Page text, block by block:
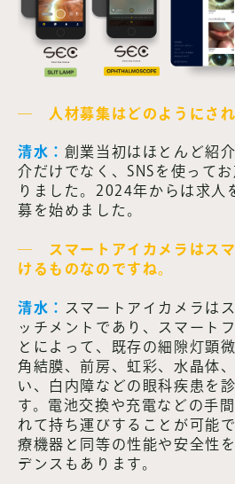
― 人材募集はどのようにされ
清水： 創業当初はほとんど紹
介だけでなく、SNSを使って
りました。2024年からは求人
募を始めました。
― スマートアイカメラはスマ
けるものなのですね。
清水：
スマートアイカメラは
ッチメントであり、スマート
とによって、既存の細隙灯顕
角結膜、前房、虹彩、水晶体
い、白内障などの眼科疾患を
す。電池交換や充電などの手
れて持ち運びすることが可能
療機器と同等の性能や安全性
デンスもあります。